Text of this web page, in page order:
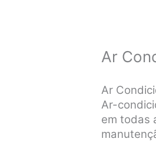
Ar
Ar
Ar-
em todas